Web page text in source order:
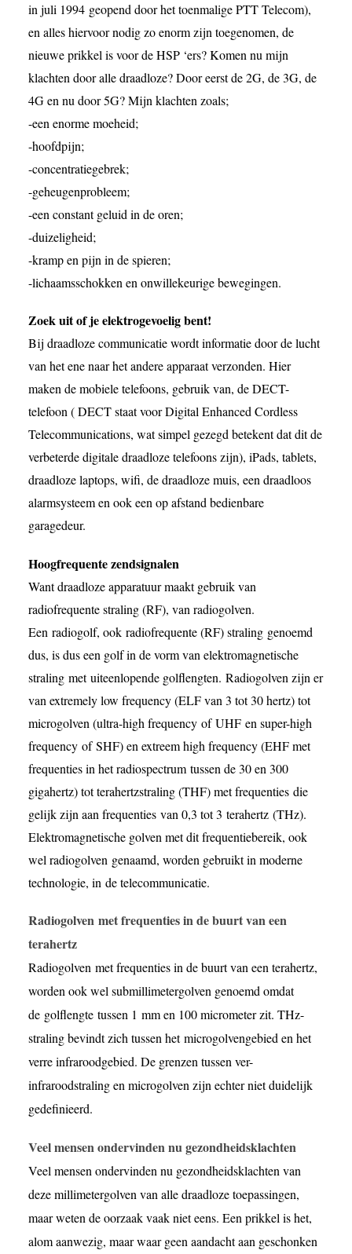
in juli 1994 geopend door het toenmalige PTT Telecom),
en alles hiervoor nodig zo enorm zijn toegenomen, de
nieuwe prikkel is voor de HSP ‘ers? Komen nu mijn
klachten door alle draadloze? Door eerst de 2G, de 3G, de
4G en nu door 5G? Mijn klachten zoals;
-een enorme moeheid;
-hoofdpijn;
-concentratiegebrek;
-geheugenprobleem;
-een constant geluid in de oren;
-duizeligheid;
-kramp en pijn in de spieren;
-lichaamsschokken en onwillekeurige bewegingen.
Zoek uit of je elektrogevoelig bent!
Bij draadloze communicatie wordt informatie door de lucht
van het ene naar het andere apparaat verzonden. Hier
maken de mobiele telefoons, gebruik van, de DECT-
telefoon ( DECT staat voor Digital Enhanced Cordless
Telecommunications, wat simpel gezegd betekent dat dit de
verbeterde digitale draadloze telefoons zijn), iPads, tablets,
draadloze laptops, wifi, de draadloze muis, een draadloos
alarmsysteem en ook een op afstand bedienbare
garagedeur.
Hoogfrequente zendsignalen
Want draadloze apparatuur maakt gebruik van
radiofrequente straling (RF), van radiogolven.
Een radiogolf, ook radiofrequente (RF) straling genoemd
dus, is dus een golf in de vorm van elektromagnetische
straling met uiteenlopende golflengten. Radiogolven zijn er
van extremely low frequency (ELF van 3 tot 30 hertz) tot
microgolven (ultra-high frequency of UHF en super-high
frequency of SHF) en extreem high frequency (EHF met
frequenties in het radiospectrum tussen de 30 en 300
gigahertz) tot terahertzstraling (THF) met frequenties die
gelijk zijn aan frequenties van 0,3 tot 3 terahertz (THz).
Elektromagnetische golven met dit frequentiebereik, ook
wel radiogolven genaamd, worden gebruikt in moderne
technologie, in de telecommunicatie.
Radiogolven met frequenties in de buurt van een
terahertz
Radiogolven met frequenties in de buurt van een terahertz,
worden ook wel submillimetergolven genoemd omdat
de golflengte tussen 1 mm en 100 micrometer zit. THz-
straling bevindt zich tussen het microgolvengebied en het
verre infraroodgebied. De grenzen tussen ver-
infraroodstraling en microgolven zijn echter niet duidelijk
gedefinieerd.
Veel mensen ondervinden nu gezondheidsklachten
Veel mensen ondervinden nu gezondheidsklachten van
deze millimetergolven van alle draadloze toepassingen,
maar weten de oorzaak vaak niet eens. Een prikkel is het,
alom aanwezig, maar waar geen aandacht aan geschonken